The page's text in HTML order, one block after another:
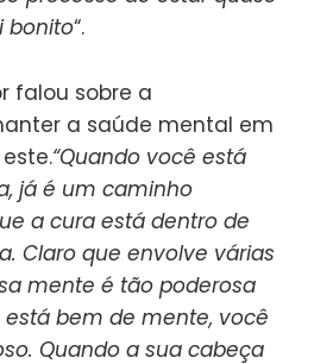
bonito“.
falou sobre a
a saúde mental em
“Quando você está
já é um caminho
a cura está dentro de
Claro que envolve várias
mente é tão poderosa
bem de mente, você
Quando a sua cabeça